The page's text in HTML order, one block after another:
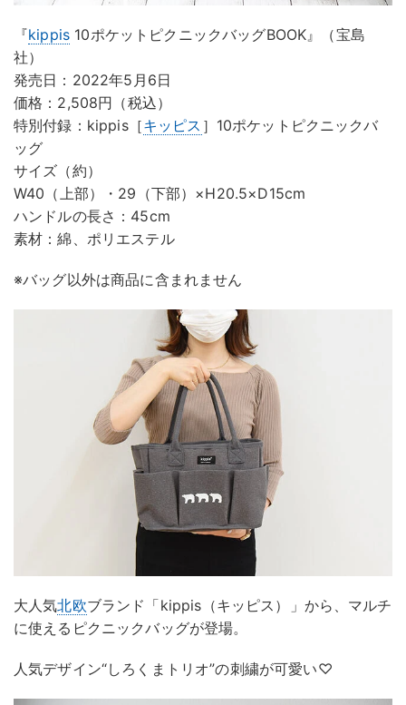
『kippis 10ポケットピクニックバッグBOOK』（宝島
社）
発売日：2022年5月6日
価格：2,508円（税込）
特別付録：kippis［キッピス ］10ポケットピクニックバ
ッグ
サイズ（約）
W40（上部）・29（下部）×H20.5×D15cm
ハンドルの長さ：45cm
素材：綿、ポリエステル
※バッグ以外は商品に含まれません
大人気北欧ブランド「kippis（キッピス）」から、マルチ
に使えるピクニックバッグが登場。
人気デザイン“しろくまトリオ”の刺繍が可愛い♡